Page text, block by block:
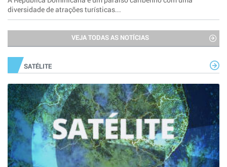
diversidade de atrações turísticas...
VEJA TODAS AS NOTÍCIAS
SATÉLITE